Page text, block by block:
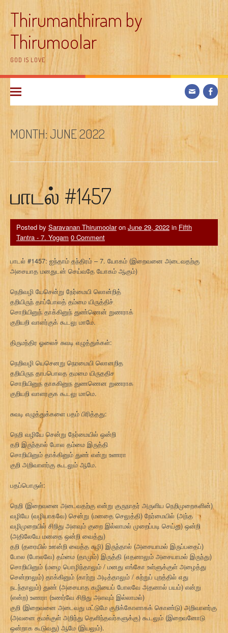
contentThirumanthiram by
Thirumoolar
GOD IS LOVE
MONTH: JUNE 2022
பாடல் #1457
Posted by Saravanan Thirumoolaron June 29, 2022 in Fifth
Tantra - 7. Yogam 0 Comment
பாடல் #1457: ஐந்தாம் தந்திரம் – 7. யோகம் (இறைவனை அடைவதற்கு
அசையாத மனதுடன் செய்வதே யோகம் ஆகும்)
நெறிவழி யேசென்று நேர்மையி லொன்றித்
தறியிருந் தாப்போலத் தம்மை யிருத்திச்
சொறியினுந் தாக்கினுந் துண்ணென் றுணராக்
குறியறி வாளர்குக் கூடலு மாமே.
திருமந்திர ஓலைச் சுவடி எழுத்துக்கள்:
நெறிவழி யெசெனறு நெரமையி லொனறித
தறியிருந தாபபொலத தமமை யிருததிச
சொறியினுந தாககினுந துணணென றுணராக
குறியறி வாளரகுக கூடலு மாமெ.
சுவடி எழுத்துக்களை பதம் பிரித்தது:
நெறி வழியே சென்று நேர்மையில் ஒன்றி
தறி இருந்தால் போல தம்மை இருத்தி
சொறியினும் தாக்கினும் துண் என்று உணரா
குறி அறிவாளர்கு கூடலும் ஆமே.
பதப்பொருள்:
நெறி (இறைவனை அடைவதற்கு என்று குருநாதர் அருளிய நெறிமுறைகளின்)
வழியே (வழியாகவே) சென்று (மனதை செலுத்தி) நேர்மையில் (அந்த
வழிமுறையில் சிறிது அளவும் குறை இல்லாமல் முறைப்படி செய்து) ஒன்றி
(அதிலேயே மனதை ஒன்றி வைத்து)
தறி (தரையில் ஊன்றி வைத்த கழி) இருந்தால் (அசையாமல் இருப்பதைப்)
போல (போலவே) தம்மை (தாமும்) இருத்தி (எதனாலும் அசையாமல் இருந்து)
சொறியினும் (மழை பொழிந்தாலும் / மனது எங்கோ உள்ளுக்குள் அழைத்து
சென்றாலும்) தாக்கினும் (காற்று அடித்தாலும் / சுற்றுப் புறத்தில் எது
நடந்தாலும்) துண் (அசையாத கழியைப் போலவே அதனால் பயம்) என்று
(என்ற) உணரா (உணர்வே சிறிது அளவும் இல்லாமல்)
குறி (இறைவனை அடைவது மட்டுமே குறிக்கோளாகக் கொண்டு) அறிவாளர்கு
(அவனை தமக்குள் அறிந்து தெளிந்தவர்களுக்கு) கூடலும் (இறைவனோடு
ஒன்றாக கூடுவது) ஆமே (இயலும்).